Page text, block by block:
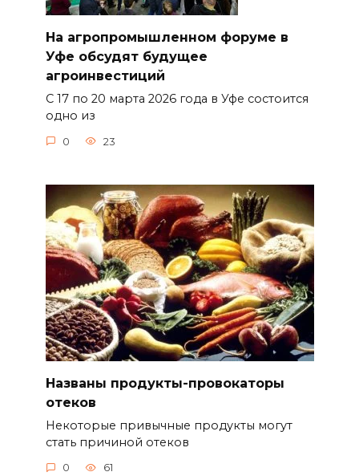
На агропромышленном форуме в
Уфе обсудят будущее
агроинвестиций
С 17 по 20 марта 2026 года в Уфе состоится
одно из
0 23
Названы продукты-провокаторы
отеков
Некоторые привычные продукты могут
стать причиной отеков
0 61